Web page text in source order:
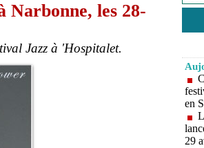
Narbonne, les 28-
Jazz à 'Hospitalet.
en
29